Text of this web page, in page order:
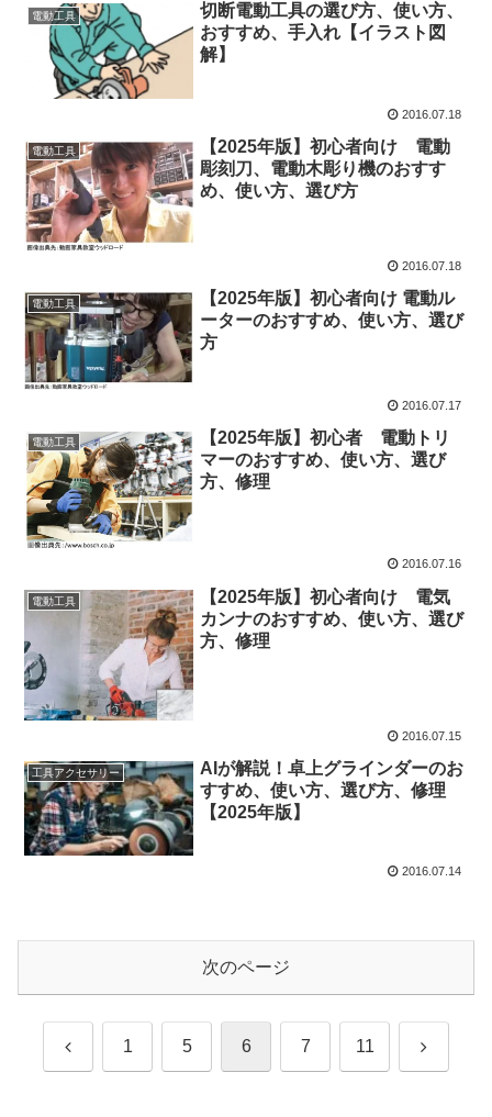
電動工具
切断電動工具の選び方、使い方、
おすすめ、手入れ【イラスト図
解】
2016.07.18
電動工具
【2025年版】初心者向け 電動
彫刻刀、電動木彫り機のおすす
め、使い方、選び方
2016.07.18
電動工具
【2025年版】初心者向け 電動ル
ーターのおすすめ、使い方、選び
方
2016.07.17
電動工具
【2025年版】初心者 電動トリ
マーのおすすめ、使い方、選び
方、修理
2016.07.16
電動工具
【2025年版】初心者向け 電気
カンナのおすすめ、使い方、選び
方、修理
2016.07.15
工具アクセサリー
AIが解説！卓上グラインダーのお
すすめ、使い方、選び方、修理
【2025年版】
2016.07.14
次のページ
前 1 5 6 7 11 次